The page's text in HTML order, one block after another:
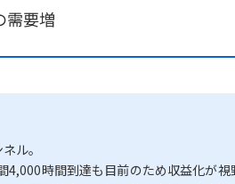
需要増
ル。
時間到達も目前のため収益化が視